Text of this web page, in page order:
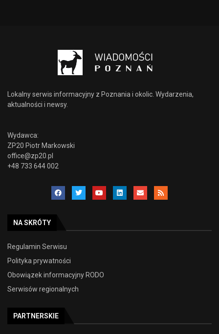
Lokalny serwis informacyjny z Poznania i okolic. Wydarzenia,
aktualności i newsy.
Wydawca:
ZP20 Piotr Markowski
office@zp20.pl
+48 733 644 002
NA SKRÓTY
Regulamin Serwisu
Polityka prywatności
Obowiązek informacyjny RODO
Serwisów regionalnych
PARTNERSKIE